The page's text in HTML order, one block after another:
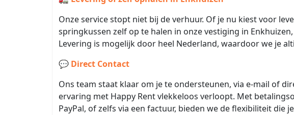
Onze service stopt niet bij de verhuur. Of je nu kiest voor
springkussen zelf op te halen in onze vestiging in
Levering is mogelijk door heel Nederland, waardoor we je
💬 Direct Contact
Ons team staat klaar om je te ondersteunen, via e-mail of
ervaring met Happy Rent vlekkeloos verloopt. Met
PayPal, of zelfs via een factuur, bieden we de flexibiliteit die